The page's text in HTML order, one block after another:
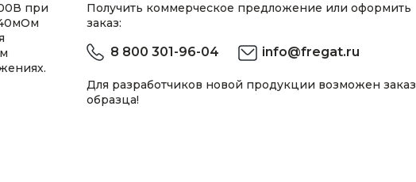
при
Получить коммерческое предложение или оформить
заказ:
8 800 301-96-04 info@fregat.ru
Для разработчиков новой продукции возможен заказ
образца!